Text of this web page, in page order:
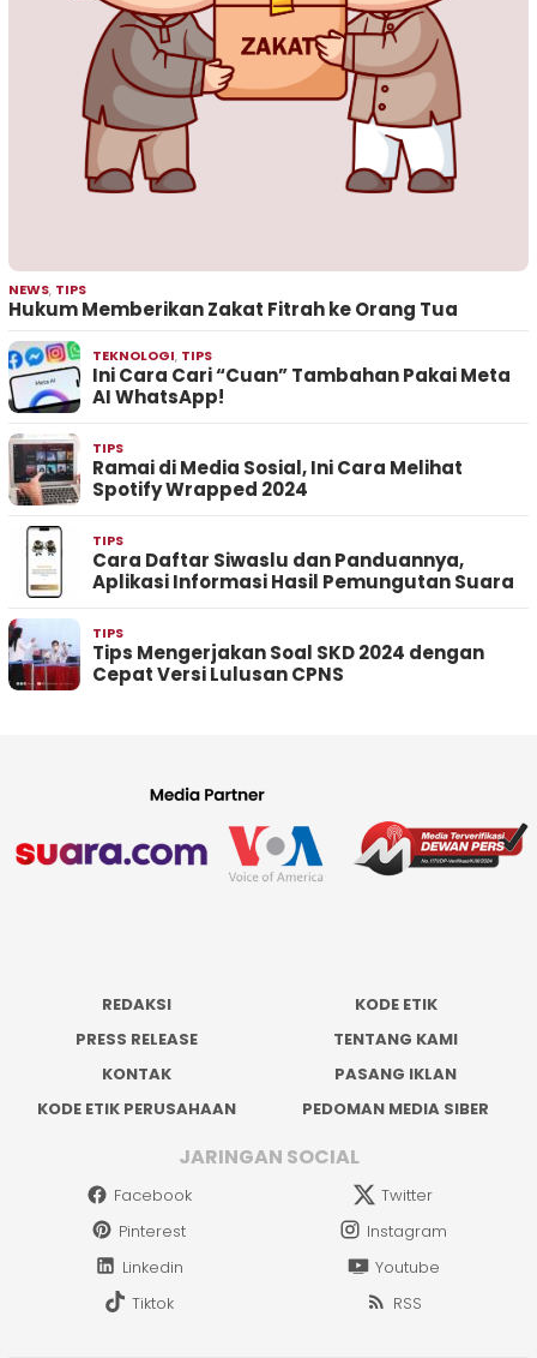
NEWS, TIPS
Hukum Memberikan Zakat Fitrah ke Orang Tua
TEKNOLOGI, TIPS
Ini Cara Cari “Cuan” Tambahan Pakai Meta
AI WhatsApp!
TIPS
Ramai di Media Sosial, Ini Cara Melihat
Spotify Wrapped 2024
TIPS
Cara Daftar Siwaslu dan Panduannya,
Aplikasi Informasi Hasil Pemungutan Suara
TIPS
Tips Mengerjakan Soal SKD 2024 dengan
Cepat Versi Lulusan CPNS
REDAKSI
KODE ETIK
PRESS RELEASE
TENTANG KAMI
KONTAK
PASANG IKLAN
KODE ETIK PERUSAHAAN
PEDOMAN MEDIA SIBER
JARINGAN SOCIAL
Facebook
Twitter
Pinterest
Instagram
Linkedin
Youtube
Tiktok
RSS